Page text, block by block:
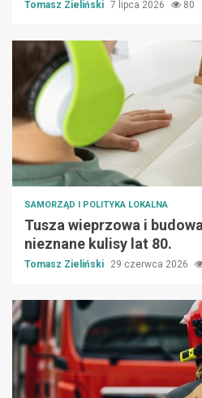
Tomasz Zieliński 7 lipca 2026 80
SAMORZĄD I POLITYKA LOKALNA
Tusza wieprzowa i
nieznane kulisy lat 80.
Tomasz Zieliński 29 czerwca 2026